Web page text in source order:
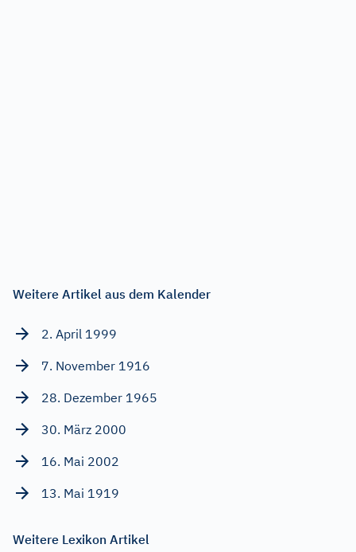
Weitere Artikel aus dem Kalender
2. April 1999
7. November 1916
28. Dezember 1965
30. März 2000
16. Mai 2002
13. Mai 1919
Weitere Lexikon Artikel